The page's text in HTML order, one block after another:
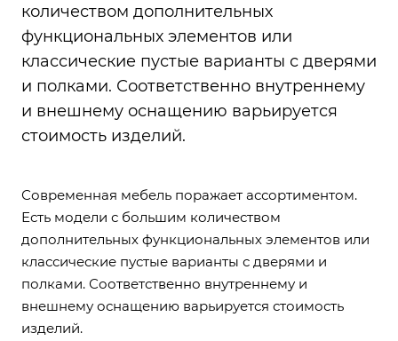
количеством дополнительных
функциональных элементов или
классические пустые варианты с дверями
и полками. Соответственно внутреннему
и внешнему оснащению варьируется
стоимость изделий.
Современная мебель поражает ассортиментом.
Есть модели с большим количеством
дополнительных функциональных элементов или
классические пустые варианты с дверями и
полками. Соответственно внутреннему и
внешнему оснащению варьируется стоимость
изделий.